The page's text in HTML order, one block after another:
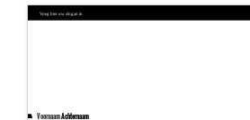
Voeg hier uw slogan in
VoornaamAchternaam